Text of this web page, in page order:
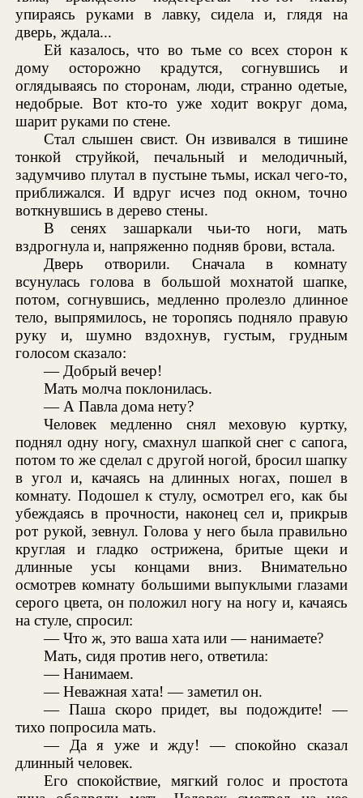
упираясь руками в лавку, сидела и, глядя на
дверь, ждала...
Ей казалось, что во тьме со всех сторон к
дому осторожно крадутся, согнувшись и
оглядываясь по сторонам, люди, странно одетые,
недобрые. Вот кто-то уже ходит вокруг дома,
шарит руками по стене.
Стал слышен свист. Он извивался в тишине
тонкой струйкой, печальный и мелодичный,
задумчиво плутал в пустыне тьмы, искал чего-то,
приближался. И вдруг исчез под окном, точно
воткнувшись в дерево стены.
В сенях зашаркали чьи-то ноги, мать
вздрогнула и, напряженно подняв брови, встала.
Дверь отворили. Сначала в комнату
всунулась голова в большой мохнатой шапке,
потом, согнувшись, медленно пролезло длинное
тело, выпрямилось, не торопясь подняло правую
руку и, шумно вздохнув, густым, грудным
голосом сказало:
— Добрый вечер!
Мать молча поклонилась.
— А Павла дома нету?
Человек медленно снял меховую куртку,
поднял одну ногу, смахнул шапкой снег с сапога,
потом то же сделал с другой ногой, бросил шапку
в угол и, качаясь на длинных ногах, пошел в
комнату. Подошел к стулу, осмотрел его, как бы
убеждаясь в прочности, наконец сел и, прикрыв
рот рукой, зевнул. Голова у него была правильно
круглая и гладко острижена, бритые щеки и
длинные усы концами вниз. Внимательно
осмотрев комнату большими выпуклыми глазами
серого цвета, он положил ногу на ногу и, качаясь
на стуле, спросил:
— Что ж, это ваша хата или — нанимаете?
Мать, сидя против него, ответила:
— Нанимаем.
— Неважная хата! — заметил он.
— Паша скоро придет, вы подождите! —
тихо попросила мать.
— Да я уже и жду! — спокойно сказал
длинный человек.
Его спокойствие, мягкий голос и простота